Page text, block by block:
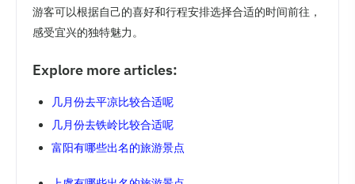
游客可以根据自己的喜好和行程安排选择合适的时间前往，
感受宜兴的独特魅力。
Explore more articles:
几月份去平凉比较合适呢
几月份去铁岭比较合适呢
富阳有哪些出名的旅游景点